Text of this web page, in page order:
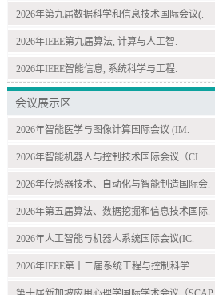
2026年第九届数据科学和信息技术国际会议(.
2026年IEEE第九届算法, 计算与人工智.
2026年IEEE智能信息, 系统科学与工程.
会议展示区
2026年智能医学与图像计算国际会议 (IM.
2026年智能机器人与控制技术国际会议（CI.
2026年传感器技术、自动化与智能制造国际会.
2026年第五届算法、数据挖掘和信息技术国际.
2026年人工智能与机器人系统国际会议(IC.
2026年IEEE第十二届系统工程与控制科学.